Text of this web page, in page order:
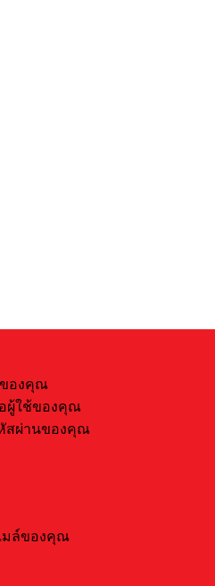
องคุณ
ผู้ใช้ของคุณ
สผ่านของคุณ
มล์ของคุณ